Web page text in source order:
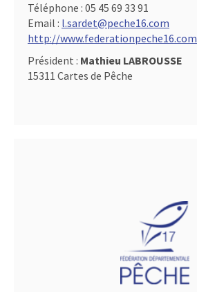
Téléphone : 05 45 69 33 91
Email : l.sardet@peche16.com
http://www.federationpeche16.com
Président : Mathieu LABROUSSE
15311 Cartes de Pêche